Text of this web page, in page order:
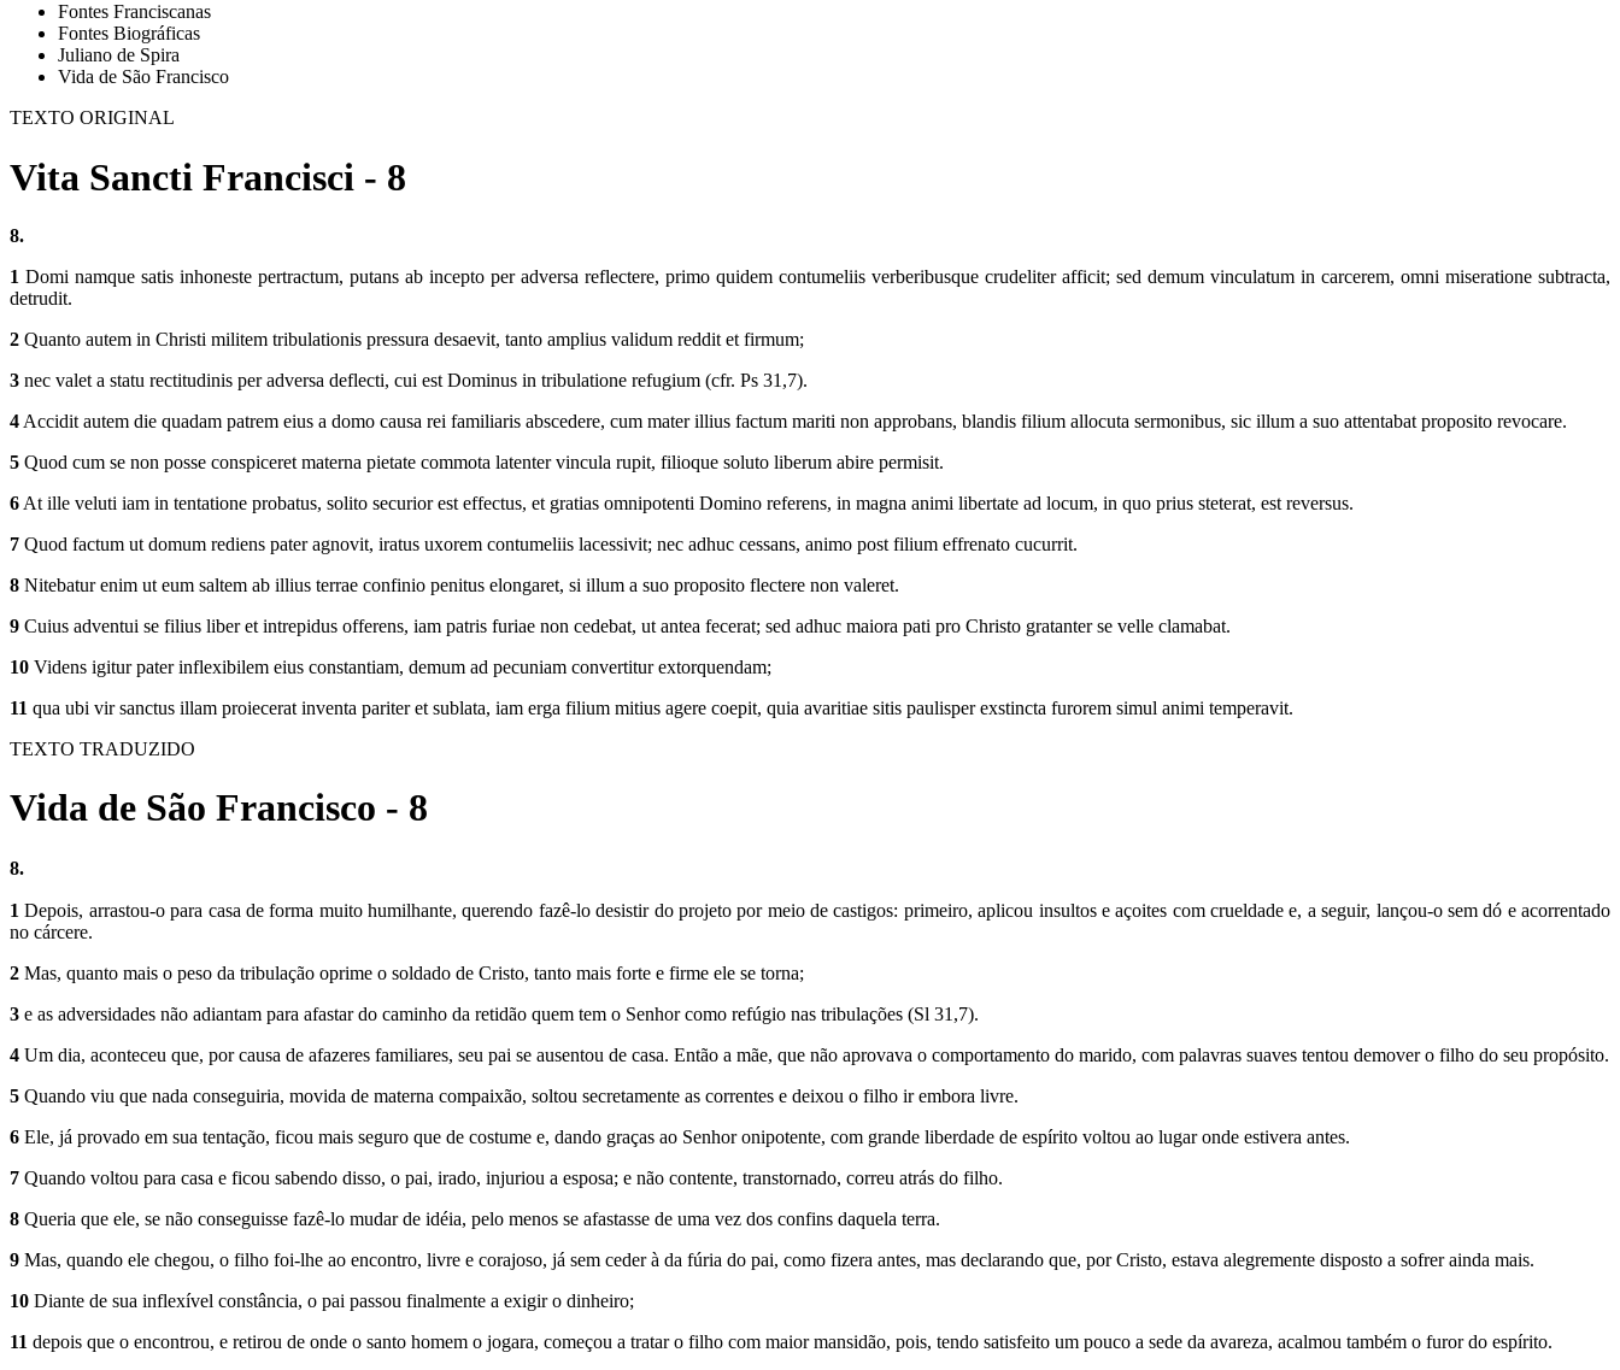
Fontes Franciscanas
Fontes Biográficas
Juliano de Spira
Vida de São Francisco
TEXTO ORIGINAL
Vita Sancti Francisci - 8
8.
1 Domi namque satis inhoneste pertractum, putans ab incepto per adversa reflectere, primo quidem contumeliis verberibusque crudeliter afficit; sed demum vinculatum in carcerem, omni miseratione subtracta,
detrudit.
2 Quanto autem in Christi militem tribulationis pressura desaevit, tanto amplius validum reddit et firmum;
3 nec valet a statu rectitudinis per adversa deflecti, cui est Dominus in tribulatione refugium (cfr. Ps 31,7).
4 Accidit autem die quadam patrem eius a domo causa rei familiaris abscedere, cum mater illius factum mariti non approbans, blandis filium allocuta sermonibus, sic illum a suo attentabat proposito revocare.
5 Quod cum se non posse conspiceret materna pietate commota latenter vincula rupit, filioque soluto liberum abire permisit.
6 At ille veluti iam in tentatione probatus, solito securior est effectus, et gratias omnipotenti Domino referens, in magna animi libertate ad locum, in quo prius steterat, est reversus.
7 Quod factum ut domum rediens pater agnovit, iratus uxorem contumeliis lacessivit; nec adhuc cessans, animo post filium effrenato cucurrit.
8 Nitebatur enim ut eum saltem ab illius terrae confinio penitus elongaret, si illum a suo proposito flectere non valeret.
9 Cuius adventui se filius liber et intrepidus offerens, iam patris furiae non cedebat, ut antea fecerat; sed adhuc maiora pati pro Christo gratanter se velle clamabat.
10 Videns igitur pater inflexibilem eius constantiam, demum ad pecuniam convertitur extorquendam;
11 qua ubi vir sanctus illam proiecerat inventa pariter et sublata, iam erga filium mitius agere coepit, quia avaritiae sitis paulisper exstincta furorem simul animi temperavit.
TEXTO TRADUZIDO
Vida de São Francisco - 8
8.
1 Depois, arrastou-o para casa de forma muito humilhante, querendo fazê-lo desistir do projeto por meio de castigos: primeiro, aplicou insultos e açoites com crueldade e, a seguir, lan­çou-o sem dó e acorrentado
no cárcere.
2 Mas, quanto mais o peso da tribulação oprime o soldado de Cristo, tanto mais forte e firme ele se torna;
3 e as adversidades não adiantam para afastar do caminho da retidão quem tem o Senhor como refúgio nas tribu­lações (Sl 31,7).
4 Um dia, aconteceu que, por causa de afazeres familiares, seu pai se ausentou de casa. Então a mãe, que não aprovava o com­portamento do marido, com palavras suaves tentou demover o filho do seu propósito.
5 Quando viu que nada conseguiria, movida de materna compaixão, soltou secretamente as correntes e deixou o filho ir embora livre.
6 Ele, já provado em sua tentação, ficou mais seguro que de costume e, dando graças ao Senhor onipotente, com grande liberdade de espírito voltou ao lugar onde estivera antes.
7 Quando voltou para casa e ficou sabendo disso, o pai, irado, injuriou a esposa; e não contente, transtor­nado, correu atrás do filho.
8 Queria que ele, se não conseguisse fazê-lo mudar de idéia, pelo menos se afastasse de uma vez dos confins daquela terra.
9 Mas, quando ele chegou, o fi­lho foi-lhe ao encontro, livre e corajoso, já sem ce­der à da fúria do pai, como fizera antes, mas declarando que, por Cristo, estava alegremente disposto a sofrer ainda mais. ­
10 Diante de sua inflexível constância, o pai passou finalmente a exigir o dinheiro;
11 depois que o encontrou, e retirou de onde o santo homem o jogara, começou a tratar o filho com maior man­sidão, pois, tendo satisfeito um pouco a sede da avareza, acalmou também o furor do espírito.